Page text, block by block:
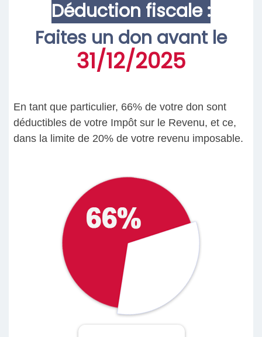
Déduction fiscale:
Faites un don avant le
31/12/2025
En tant que particulier, 66% de votre don sont
déductibles de votre Impôt sur le Revenu, et ce,
dans la limite de 20% de votre revenu imposable.